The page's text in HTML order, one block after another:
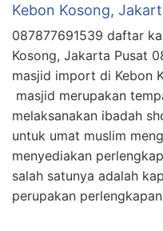
Kebon Kosong,
087877691539 daftar
Kosong, Jakarta Pusat
masjid import di Kebon
masjid merupakan
melaksanakan ibadah
untuk umat muslim
menyediakan
salah satunya adalah
perupakan